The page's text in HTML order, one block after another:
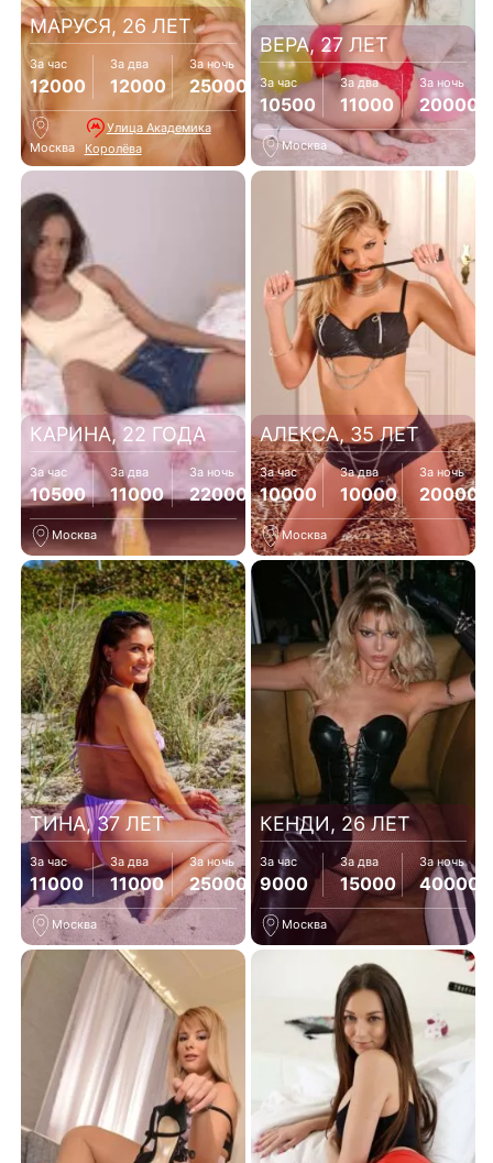
МАРУСЯ, 26 ЛЕТ
За час
12000
За два
12000
За ночь
25000
Москва
Улица Академика
Королёва
ВЕРА, 27 ЛЕТ
За час
10500
За два
11000
За ночь
20000
Москва
КАРИНА, 22 ГОДА
За час
10500
За два
11000
За ночь
22000
Москва
АЛЕКСА, 35 ЛЕТ
За час
10000
За два
10000
За ночь
20000
Москва
ТИНА, 37 ЛЕТ
За час
11000
За два
11000
За ночь
25000
Москва
КЕНДИ, 26 ЛЕТ
За час
9000
За два
15000
За ночь
40000
Москва